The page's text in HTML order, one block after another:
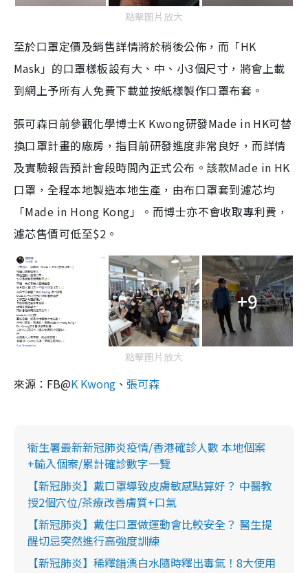
點擊圖片放大
至於口罩定價及銷售詳情將於稍後公佈，而「HK
Mask」的口罩樣板設有大、中、小3個尺寸，將會上載
到網上予所有人免費下載並按紙樣製作口罩布套。
張可森日前參觀化學博士K Kwong研發Made in HK可替
換口罩計畫的廠房，指目前研發進度非常良好，而詳情
及實驗報告預計會段時間內正式公布。該款Made in HK
口罩，全程本地製造本地生產，由布口罩套到濾芯均
「Made in Hong Kong」。而博士亦不會收取專利費，
濾芯售價可低至$2 。
+9
點擊圖片放大
來源：FB@K Kwong 、 張可森
衞生署最新新冠肺炎疫情/香港確診人數 本地個案
+輸入個案/累計確診數字一覽
【新冠肺炎】戴口罩導致皮膚敏感點算好？ 中醫教
授2個穴位/茶療改善膚質+口氣
【新冠肺炎】戴住口罩做運動會比較安全？ 醫生提
醒切忌突然進行高強度訓練
【新冠肺炎】稀釋錯漂白水隨時釋出毒氣！8大使用